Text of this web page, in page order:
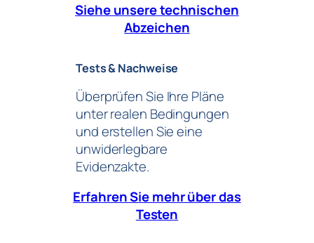
Siehe unsere technischen
Abzeichen
Tests & Nachweise
Überprüfen Sie Ihre Pläne
unter realen Bedingungen
und erstellen Sie eine
unwiderlegbare
Evidenzakte.
Erfahren Sie mehr über das
Testen